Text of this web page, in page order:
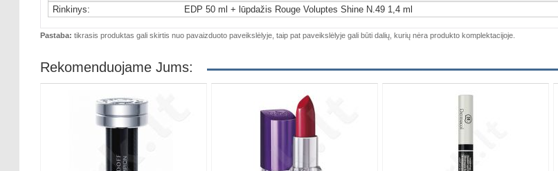
Rinkinys:
EDP 50 ml + lūpdažis Rouge Voluptes Shine N.49 1,4 ml
Pastaba: tikrasis produktas gali skirtis nuo pavaizduoto paveikslėlyje, taip pat paveikslėlyje gali būti dalių, kurių nėra produkto komplektacijoje.
Rekomenduojame Jums: